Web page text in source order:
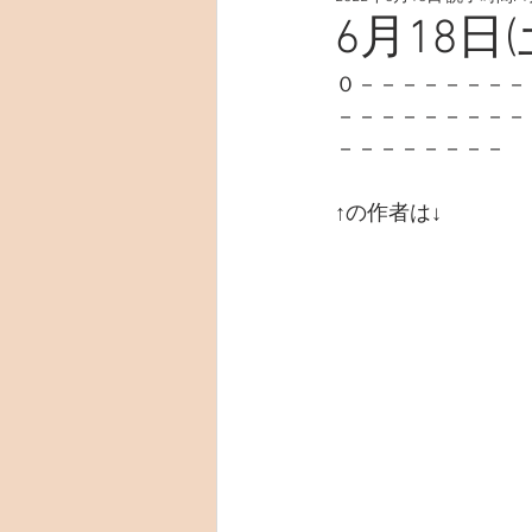
6月18日(
０－－－－－－－
－－－－－－－－
－－－－－－－－
↑の作者は↓